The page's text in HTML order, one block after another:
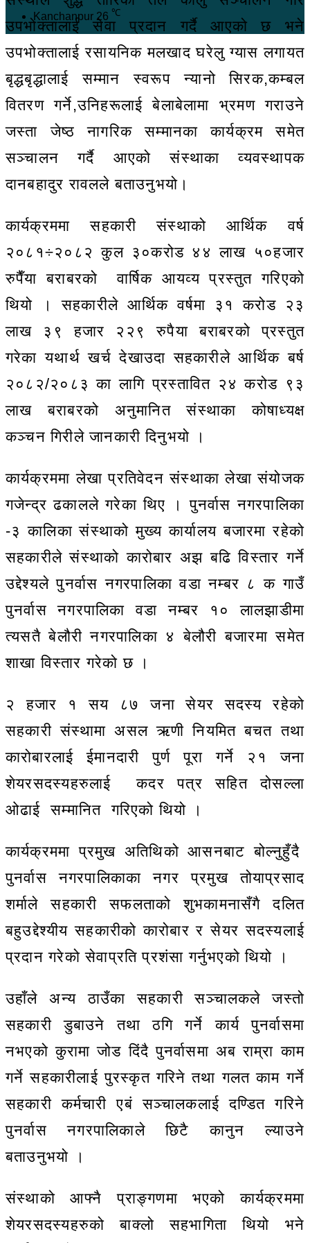
Kanchanpur 26 ℃
उपभोक्तालाई सेवा प्रदान गर्दै आएको छ भने
उपभोक्तालाई रसायनिक मलखाद घरेलु ग्यास लगायत
बृद्धबृद्धालाई सम्मान स्वरूप न्यानो सिरक,कम्बल
वितरण गर्ने,उनिहरूलाई बेलाबेलामा भ्रमण गराउने
जस्ता जेष्ठ नागरिक सम्मानका कार्यक्रम समेत
सञ्चालन गर्दै आएको संस्थाका व्यवस्थापक
दानबहादुर रावलले बताउनुभयो।
कार्यक्रममा सहकारी संस्थाको आर्थिक वर्ष
२०८१÷२०८२ कुल ३०करोड ४४ लाख ५०हजार
रुपैँया बराबरको वार्षिक आयव्य प्रस्तुत गरिएको
थियो । सहकारीले आर्थिक वर्षमा ३१ करोड २३
लाख ३९ हजार २२९ रुपैया बराबरको प्रस्तुत
गरेका यथार्थ खर्च देखाउदा सहकारीले आर्थिक बर्ष
२०८२/२०८३ का लागि प्रस्तावित २४ करोड ९३
लाख बराबरको अनुमानित संस्थाका कोषाध्यक्ष
कञ्चन गिरीले जानकारी दिनुभयो ।
कार्यक्रममा लेखा प्रतिवेदन संस्थाका लेखा संयोजक
गजेन्द्र ढकालले गरेका थिए । पुनर्वास नगरपालिका
-३ कालिका संस्थाको मुख्य कार्यालय बजारमा रहेको
सहकारीले संस्थाको कारोबार अझ बढि विस्तार गर्ने
उद्देश्यले पुनर्वास नगरपालिका वडा नम्बर ८ क गाउँ
पुनर्वास नगरपालिका वडा नम्बर १० लालझाडीमा
त्यसतै बेलौरी नगरपालिका ४ बेलौरी बजारमा समेत
शाखा विस्तार गरेको छ ।
२ हजार १ सय ८७ जना सेयर सदस्य रहेको
सहकारी संस्थामा असल ऋणी नियमित बचत तथा
कारोबारलाई ईमानदारी पुर्ण पूरा गर्ने २१ जना
शेयरसदस्यहरुलाई कदर पत्र सहित दोसल्ला
ओढाई सम्मानित गरिएको थियो ।
कार्यक्रममा प्रमुख अतिथिको आसनबाट बोल्नुहुँदै
पुनर्वास नगरपालिकाका नगर प्रमुख तोयाप्रसाद
शर्माले सहकारी सफलताको शुभकामनासँगै दलित
बहुउद्देश्यीय सहकारीको कारोबार र सेयर सदस्यलाई
प्रदान गरेको सेवाप्रति प्रशंसा गर्नुभएको थियो ।
उहाँले अन्य ठाउँका सहकारी सञ्चालकले जस्तो
सहकारी डुबाउने तथा ठगि गर्ने कार्य पुनर्वासमा
नभएको कुरामा जोड दिंदै पुनर्वासमा अब राम्रा काम
गर्ने सहकारीलाई पुरस्कृत गरिने तथा गलत काम गर्ने
सहकारी कर्मचारी एबं सञ्चालकलाई दण्डित गरिने
पुनर्वास नगरपालिकाले छिटै कानुन ल्याउने
बताउनुभयो ।
संस्थाको आफ्नै प्राङ्गणमा भएको कार्यक्रममा
शेयरसदस्यहरुको बाक्लो सहभागिता थियो भने